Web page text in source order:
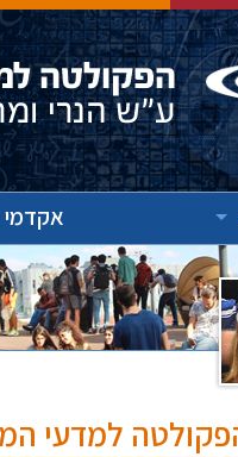
אקדמי
למדעי